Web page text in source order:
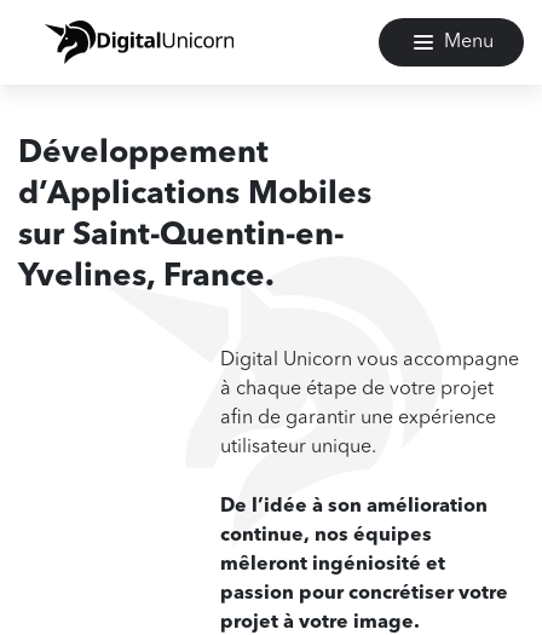
Menu
Développement
d’Applications Mobiles
sur Saint-Quentin-en-
Yvelines, France.
Digital Unicorn vous accompagne
à chaque étape de votre projet
afin de garantir une expérience
utilisateur unique.
De l’idée à son amélioration
continue, nos équipes
mêleront ingéniosité et
passion pour concrétiser votre
projet à votre image.